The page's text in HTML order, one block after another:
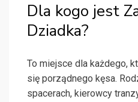
Dla kogo jest
Dziadka?
To miejsce dla każdego,
się porządnego kęsa.
spacerach, kierowcy